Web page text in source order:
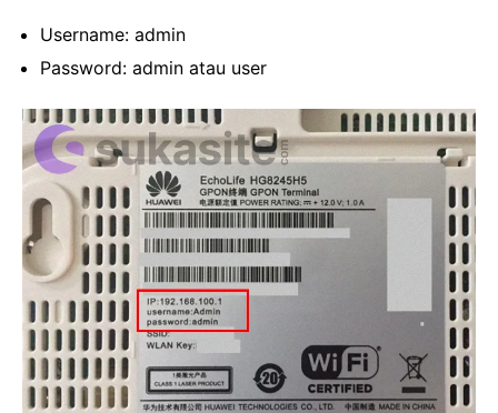
Username: admin
Password: admin atau user